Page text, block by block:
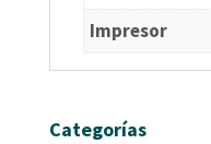
Impresor
Categorías